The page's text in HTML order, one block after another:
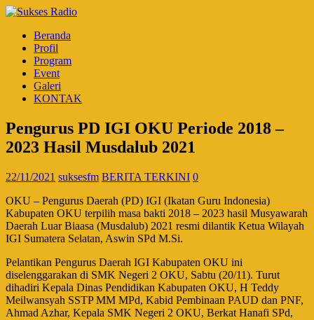
Beranda
Profil
Program
Event
Galeri
KONTAK
Pengurus PD IGI OKU Periode 2018 –
2023 Hasil Musdalub 2021
22/11/2021 suksesfm BERITA TERKINI 0
OKU – Pengurus Daerah (PD) IGI (Ikatan Guru Indonesia)
Kabupaten OKU terpilih masa bakti 2018 – 2023 hasil Musyawarah
Daerah Luar Biaasa (Musdalub) 2021 resmi dilantik Ketua Wilayah
IGI Sumatera Selatan, Aswin SPd M.Si.
Pelantikan Pengurus Daerah IGI Kabupaten OKU ini
diselenggarakan di SMK Negeri 2 OKU, Sabtu (20/11). Turut
dihadiri Kepala Dinas Pendidikan Kabupaten OKU, H Teddy
Meilwansyah SSTP MM MPd, Kabid Pembinaan PAUD dan PNF,
Ahmad Azhar, Kepala SMK Negeri 2 OKU, Berkat Hanafi SPd,